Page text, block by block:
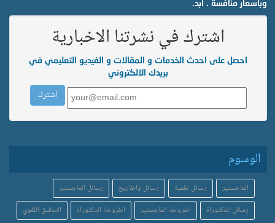
وبأسعار منافسة . ابد.
اشترك في نشرتنا الاخبارية
احصل على احدث الخدمات و المقالات و الفيديو التعليمي في
بريدك الالكتروني
الوسوم
الماجستير رسائل علمية رسائل واطاريح
رسائل الماجستير
رسائل الدكتوراة
اطروحة الماجستير اطروحة الدكتوراة
التدقيق اللغوي